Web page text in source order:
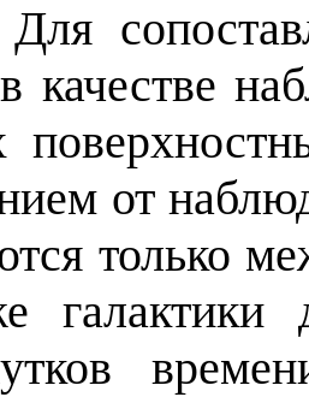
качестве
от
только